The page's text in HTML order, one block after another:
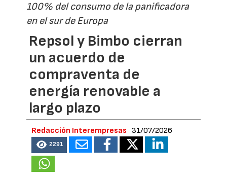
100% del consumo de la panificadora
en el sur de Europa
Repsol y Bimbo cierran
un acuerdo de
compraventa de
energía renovable a
largo plazo
Redacción Interempresas 31/07/2026
2291